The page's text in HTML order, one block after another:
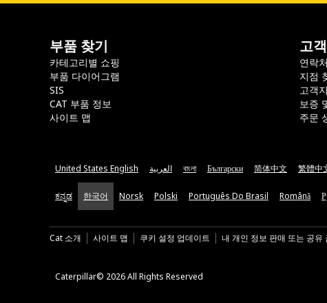
부품 찾기
카테고리별 쇼핑
부품 다이어그램
SIS
CAT 부품 정보
사이트 맵
고
연락처
지점
고객
보증
주문
United States English العربية বাংলা Български 简体中文 繁體中
ಕನ್ನಡ 한국어 Norsk Polski Português Do Brasil Română
Cat 소개 사이트 맵 쿠키 설정 업데이트 내 개인 정보 판매 또는 공유
Caterpillar© 2026 All Rights Reserved